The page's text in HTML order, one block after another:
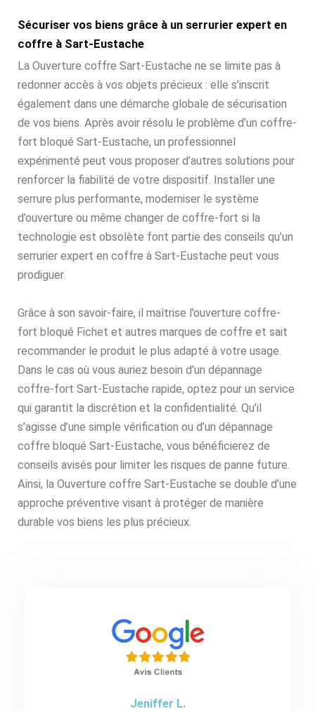
Sécuriser vos biens grâce à un serrurier expert en
coffre à Sart-Eustache
La Ouverture coffre Sart-Eustache ne se limite pas à
redonner accès à vos objets précieux : elle s’inscrit
également dans une démarche globale de sécurisation
de vos biens. Après avoir résolu le problème d’un coffre-
fort bloqué Sart-Eustache, un professionnel
expérimenté peut vous proposer d’autres solutions pour
renforcer la fiabilité de votre dispositif. Installer une
serrure plus performante, moderniser le système
d’ouverture ou même changer de coffre-fort si la
technologie est obsolète font partie des conseils qu’un
serrurier expert en coffre à Sart-Eustache peut vous
prodiguer.
Grâce à son savoir-faire, il maîtrise l’ouverture coffre-
fort bloqué Fichet et autres marques de coffre et sait
recommander le produit le plus adapté à votre usage.
Dans le cas où vous auriez besoin d’un dépannage
coffre-fort Sart-Eustache rapide, optez pour un service
qui garantit la discrétion et la confidentialité. Qu’il
s’agisse d’une simple vérification ou d’un dépannage
coffre bloqué Sart-Eustache, vous bénéficierez de
conseils avisés pour limiter les risques de panne future.
Ainsi, la Ouverture coffre Sart-Eustache se double d’une
approche préventive visant à protéger de manière
durable vos biens les plus précieux.
Jeniffer L.